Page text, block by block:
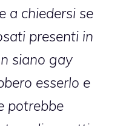
a chiedersi se
presenti in
siano gay
esserlo e
potrebbe